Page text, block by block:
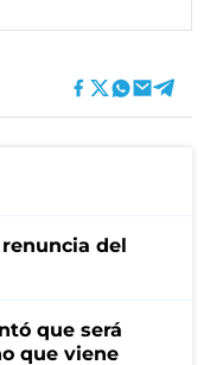
del
que será
que viene